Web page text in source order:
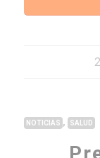
NOTICIAS , SALUD